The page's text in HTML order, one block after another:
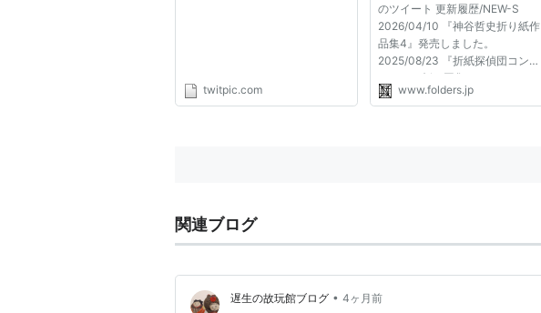
twitpic.com
のツイート 更新履歴/NEW-S
2026/04/10 『神谷哲史折り紙作
品集4』発売しました。
2025/08/23 『折紙探偵団コンベ
ンション折り図集 Vol.30』にイ
クチオサウルスの折り図掲載。
www.folders.jp
関連ブログ
遅生の故玩館ブログ • 4ヶ月前